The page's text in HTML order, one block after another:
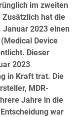
im zweiten
hat die
Januar 2023 einen
Device
Dieser
2023
in Kraft trat. Die
MDR-
Jahre in die
war